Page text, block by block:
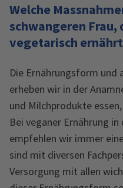
Welche
schwangeren Frau,
vegetarisch
Die Ernährungsform und
erheben wir in der
und Milchprodukte
Bei veganer Ernährung
empfehlen wir immer
sind mit diversen
Versorgung mit allen